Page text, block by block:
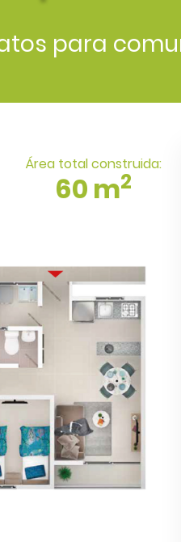
para
Área total construida:
60 m2